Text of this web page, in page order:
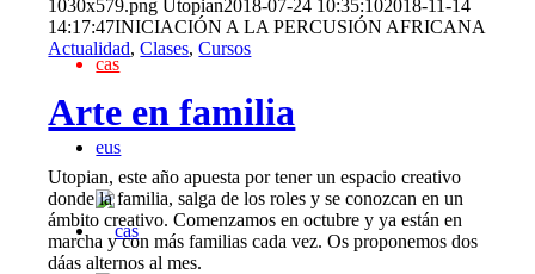
cas
eus
1030x579.png Utopian2018-07-24 10:35:102018-11-14
14:17:47INICIACIÓN A LA PERCUSIÓN AFRICANA
Actualidad,Clases,Cursos
Arte en familia
Utopian, este año apuesta por tener un espacio creativo
donde la familia, salga de los roles y se conozcan en un
ámbito creativo. Comenzamos en octubre y ya están en
marcha y con más familias cada vez. Os proponemos dos
dáas alternos al mes.